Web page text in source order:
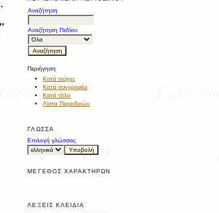
Αναζήτηση
Αναζήτηση Πεδίου
Περιήγηση
Κατά τεύχος
Κατά συγγραφέα
Κατά τίτλο
Λίστα Περιοδικών
ΓΛΏΣΣΑ
Επιλογή γλώσσας
ΜΈΓΕΘΟΣ ΧΑΡΑΚΤΉΡΩΝ
ΛΈΞΕΙΣ ΚΛΕΙΔΙΆ